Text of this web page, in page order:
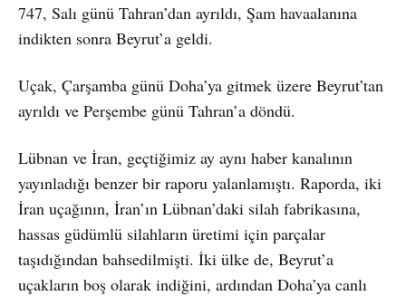
747, Salı günü Tahran’dan ayrıldı, Şam havaalanına
indikten sonra Beyrut’a geldi.
Uçak, Çarşamba günü Doha’ya gitmek üzere Beyrut’tan
ayrıldı ve Perşembe günü Tahran’a döndü.
Lübnan ve İran, geçtiğimiz ay aynı haber kanalının
yayınladığı benzer bir raporu yalanlamıştı. Raporda, iki
İran uçağının, İran’ın Lübnan’daki silah fabrikasına,
hassas güdümlü silahların üretimi için parçalar
taşıdığından bahsedilmişti. İki ülke de, Beyrut’a
uçakların boş olarak indiğini, ardından Doha’ya canlı